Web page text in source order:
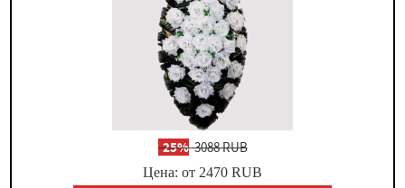
-25%3088 RUB
Цена: от 2470 RUB